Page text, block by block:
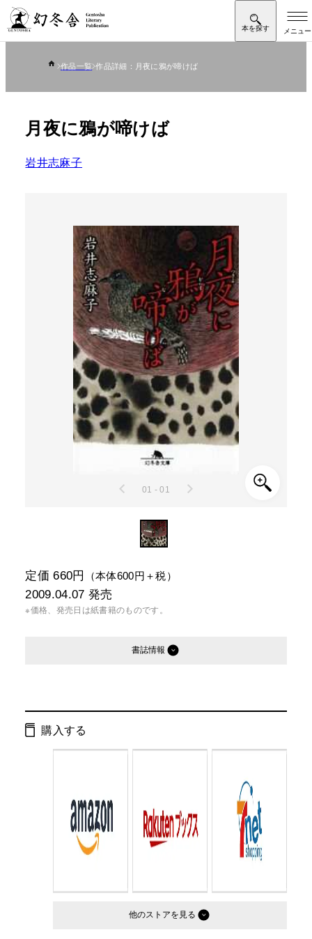
作品一覧 作品詳細：月夜に鴉が啼けば
月夜に鴉が啼けば
岩井志麻子
01 - 01
定価 660円 （本体600円＋税）
2009.04.07 発売
※価格、発売日は紙書籍のものです。
書誌情報
ISBN： 9784344412842
判型：
購入する
他のストア